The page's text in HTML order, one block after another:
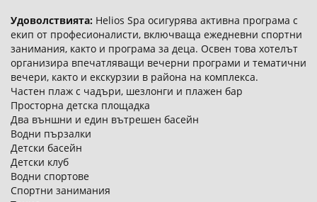
Удоволствията: Helios Spa осигурява активна програма с
екип от професионалисти, включваща ежедневни спортни
занимания, както и програма за деца. Освен това хотелът
организира впечатляващи вечерни програми и тематични
вечери, както и екскурзии в района на комплекса.
Частен плаж с чадъри, шезлонги и плажен бар
Просторна детска площадка
Два външни и един вътрешен басейн
Водни пързалки
Детски басейн
Детски клуб
Водни спортове
Спортни занимания